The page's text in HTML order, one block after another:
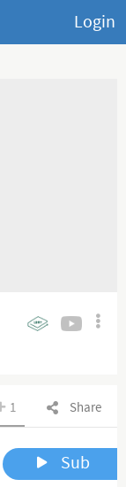
Login
Share
1
Sub